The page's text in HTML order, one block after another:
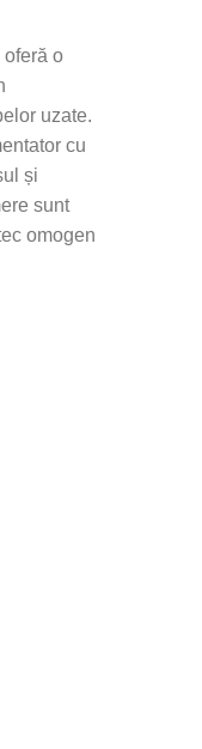
oferă o
uzate.
cu
și
sunt
omogen